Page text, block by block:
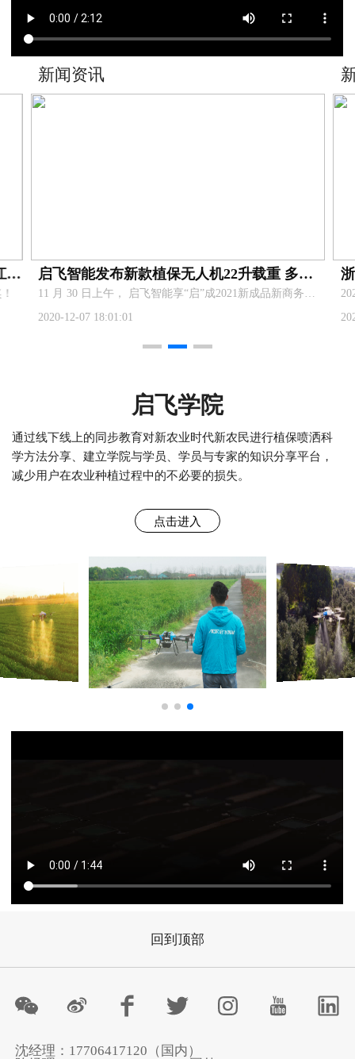
喜报！杭州启飞智能科技有限公司荣获浙江省技术进步一等奖！
新闻资讯
启飞智能发布新款植保无人机22升载重 多功能机架 AG3Pro核心部件
​11 月 30 日上午， 启飞智能享“启”成2021新成品新商务发布会在杭州举行,共同见证探讨科技对农业行业的推动，展望智慧农业新发展。
2020-12-07 18:01:01
启飞学院
通过线下线上的同步教育对新农业时代新农民进行植保喷洒科
学方法分享、建立学院与学员、学员与专家的知识分享平台，
减少用户在农业种植过程中的不必要的损失。
点击进入
回到顶部
沈经理：17706417120（国内）